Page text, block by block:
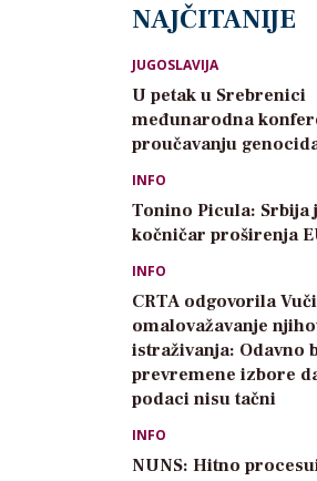
NAJČITANIJE
JUGOSLAVIJA
U petak u Srebrenici
međunarodna
proučavanju
INFO
Tonino Picula: Srbija
kočničar proširenja
INFO
CRTA odgovorila
omalovažavanje
istraživanja: Odavno
prevremene izbore
podaci nisu tačni
INFO
NUNS: Hitno